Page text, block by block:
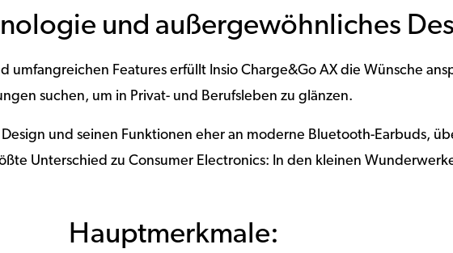
und außergewöhnliches
umfangreichen Features erfüllt Insio Charge&Go AX die Wünsche
suchen, um in Privat- und Berufsleben zu glänzen.
und seinen Funktionen eher an moderne Bluetooth-Earbuds,
Unterschied zu Consumer Electronics: In den kleinen
Hauptmerkmale: